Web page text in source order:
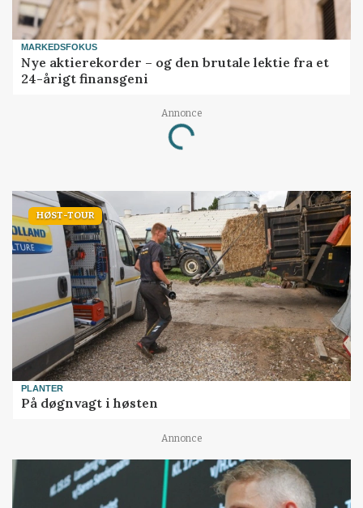
MARKEDSFOKUS
Nye aktierekorder – og den brutale lektie fra et
24-årigt finansgeni
Annonce
Loading...
HØST-TOUR
PLANTER
På døgnvagt i høsten
Annonce